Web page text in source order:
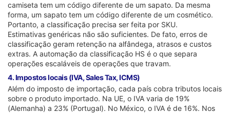
camiseta tem um código diferente de um sapato. Da mesma
forma, um sapato tem um código diferente de um cosmético.
Portanto, a classificação precisa ser feita por SKU.
Estimativas genéricas não são suficientes. De fato, erros de
classificação geram retenção na alfândega, atrasos e custos
extras. A automação da classificação HS é o que separa
operações escaláveis de operações que travam.
4. Impostos locais (IVA, Sales Tax, ICMS)
Além do imposto de importação, cada país cobra tributos locais
sobre o produto importado. Na UE, o IVA varia de 19%
(Alemanha) a 23% (Portugal). No México, o IVA é de 16%. Nos